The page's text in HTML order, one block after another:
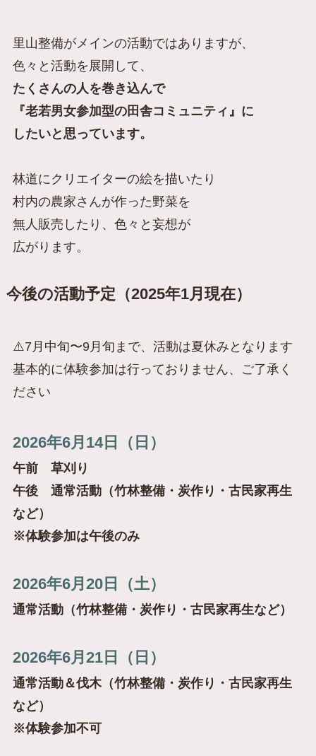
里山整備がメインの活動ではありますが、
色々と活動を展開して、
たくさんの人を巻き込んで
『老若男女参加型の田舎コミュニティ』に
したいと思っています。
林道にクリエイターの絵を描いたり
村内の農家さんが作った野菜を
無人販売したり、色々と妄想が
広がります。
今後の活動予定（2025年1月現在）
⚠️7月中旬〜9月旬まで、活動は夏休みとなります
基本的に体験参加は行っておりません、ご了承く
ださい
2026年6月14日（日）
午前 草刈り
午後 通常活動（竹林整備・炭作り・古民家再生
など）
※体験参加は午後のみ
2026年6月20日（土）
通常活動（竹林整備・炭作り・古民家再生など）
2026年6月21日（日）
通常活動＆伐木（竹林整備・炭作り・古民家再生
など）
※体験参加不可